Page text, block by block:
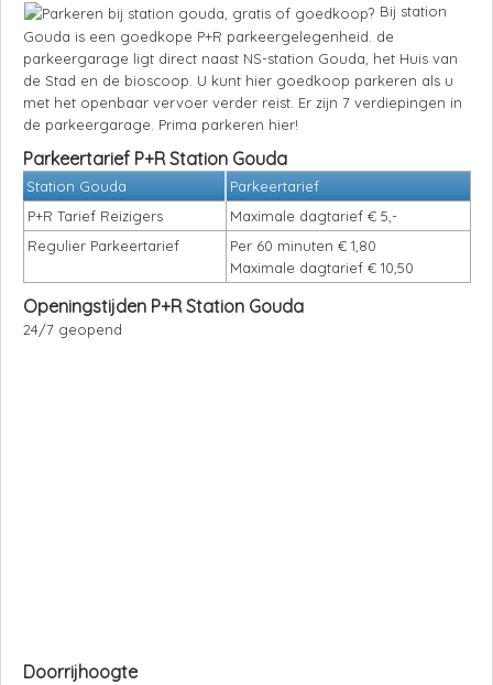
Bij station
Gouda is een goedkope P+R parkeergelegenheid. de
parkeergarage ligt direct naast NS-station Gouda, het Huis van
de Stad en de bioscoop. U kunt hier goedkoop parkeren als u
met het openbaar vervoer verder reist. Er zijn 7 verdiepingen in
de parkeergarage. Prima parkeren hier!
Parkeertarief P+R Station Gouda
Station Gouda
Parkeertarief
P+R Tarief Reizigers
Maximale dagtarief € 5,-
Regulier Parkeertarief
Per 60 minuten € 1,80
Maximale dagtarief € 10,50
Openingstijden P+R Station Gouda
24/7 geopend
Doorrijhoogte